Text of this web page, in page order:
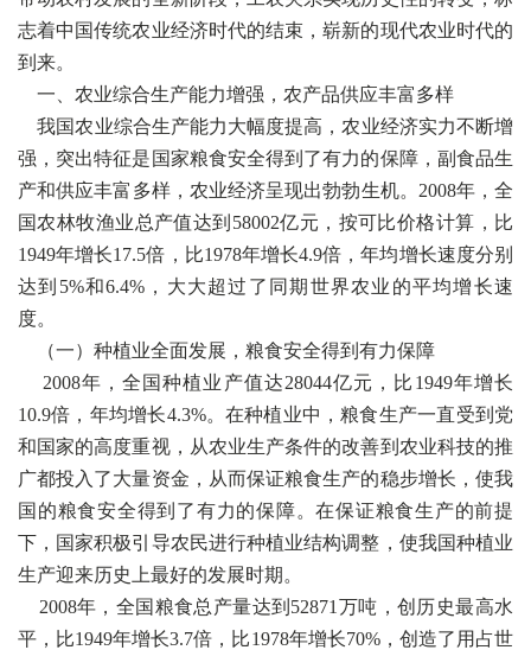
志着中国传统农业经济时代的结束，崭新的现代农业时代的
到来。
一、农业综合生产能力增强，农产品供应丰富多样
我国农业综合生产能力大幅度提高，农业经济实力不断增
强，突出特征是国家粮食安全得到了有力的保障，副食品生
产和供应丰富多样，农业经济呈现出勃勃生机。2008年，全
国农林牧渔业总产值达到58002亿元，按可比价格计算，比
1949年增长17.5倍，比1978年增长4.9倍，年均增长速度分别
达到5%和6.4%，大大超过了同期世界农业的平均增长速
度。
（一）种植业全面发展，粮食安全得到有力保障
2008年，全国种植业产值达28044亿元，比1949年增长
10.9倍，年均增长4.3%。在种植业中，粮食生产一直受到党
和国家的高度重视，从农业生产条件的改善到农业科技的推
广都投入了大量资金，从而保证粮食生产的稳步增长，使我
国的粮食安全得到了有力的保障。在保证粮食生产的前提
下，国家积极引导农民进行种植业结构调整，使我国种植业
生产迎来历史上最好的发展时期。
2008年，全国粮食总产量达到52871万吨，创历史最高水
平，比1949年增长3.7倍，比1978年增长70%，创造了用占世